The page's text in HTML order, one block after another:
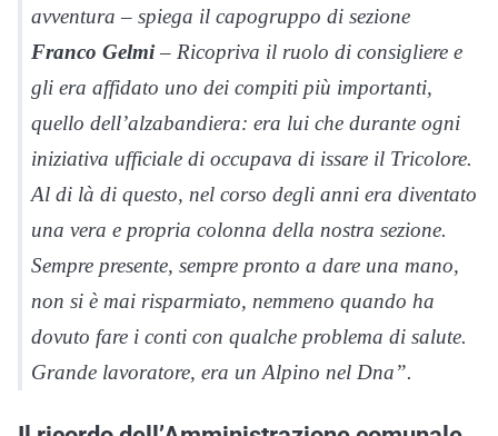
avventura – spiega il capogruppo di sezione
Franco Gelmi– Ricopriva il ruolo di consigliere e
gli era affidato uno dei compiti più importanti,
quello dell’alzabandiera: era lui che durante ogni
iniziativa ufficiale di occupava di issare il Tricolore.
Al di là di questo, nel corso degli anni era diventato
una vera e propria colonna della nostra sezione.
Sempre presente, sempre pronto a dare una mano,
non si è mai risparmiato, nemmeno quando ha
dovuto fare i conti con qualche problema di salute.
Grande lavoratore, era un Alpino nel Dna”.